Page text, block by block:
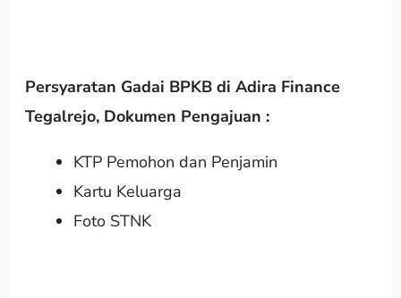
Persyaratan Gadai BPKB di Adira Finance
Tegalrejo, Dokumen Pengajuan :
KTP Pemohon dan Penjamin
Kartu Keluarga
Foto STNK